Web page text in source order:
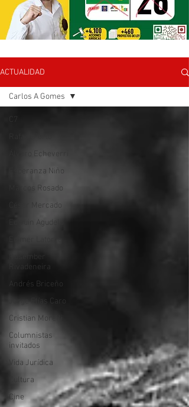
ACTUALIDAD
Álvaro Echeverri
Esperanza Niño
Marcos Rosado
César Mercado
Edwuin Agudelo
Rosember
Rivadeneira
Andrés Briceño
Jorge Elías Caro
Cristian Morelli
Columnistas
invitados
Vida Jurídica
Cultura
Cine
Carlos A Gomes